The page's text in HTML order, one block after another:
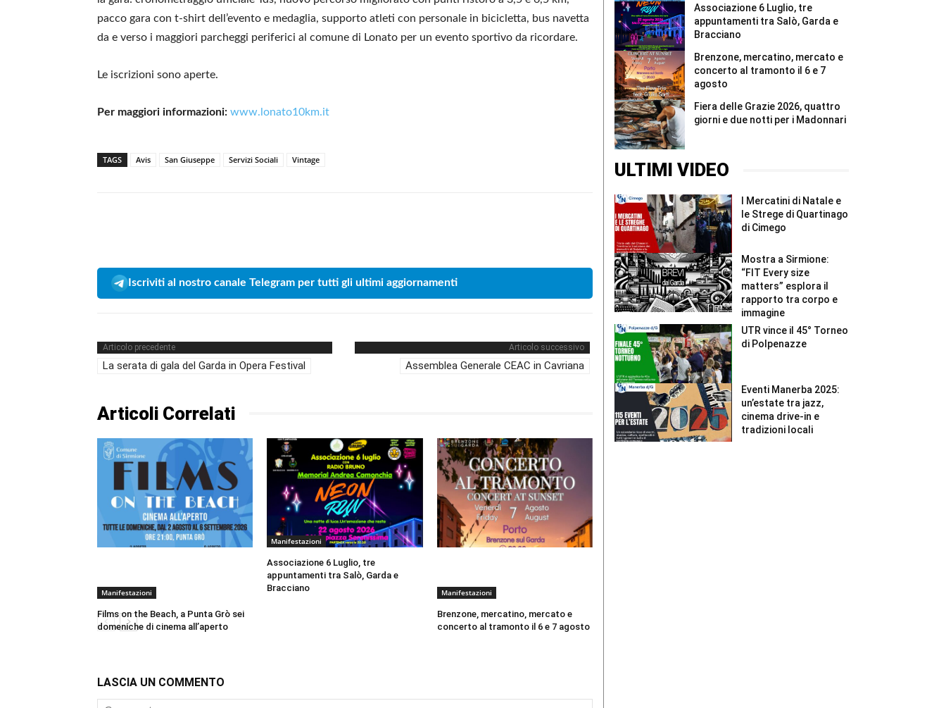
pacco gara con t-shirt dell’evento e medaglia, supporto atleti con personale in bicicletta, bus navetta
da e verso i maggiori parcheggi periferici al comune di Lonato per un evento sportivo da ricordare.
Le iscrizioni sono aperte.
Per maggiori informazioni: www.lonato10km.it
TAGS Avis San Giuseppe Servizi Sociali Vintage
Iscriviti al nostro canale Telegram per tutti gli ultimi aggiornamenti
Articolo precedente
La serata di gala del Garda in Opera Festival
Articolo successivo
Assemblea Generale CEAC in Cavriana
Articoli Correlati
Manifestazioni
Films on the Beach, a Punta Grò sei
domeniche di cinema all’aperto
Manifestazioni
Associazione 6 Luglio, tre
appuntamenti tra Salò, Garda e
Bracciano
Manifestazioni
Brenzone, mercatino, mercato e
concerto al tramonto il 6 e 7 agosto
LASCIA UN COMMENTO
#ShortsAssociazione 6 Luglio, tre
appuntamenti tra Salò, Garda e
Bracciano
Brenzone, mercatino, mercato e
concerto al tramonto il 6 e 7
agosto
Fiera delle Grazie 2026, quattro
giorni e due notti per i Madonnari
ULTIMI VIDEO
I Mercatini di Natale e
le Strege di Quartinago
di Cimego
Mostra a Sirmione:
“FIT Every size
matters” esplora il
rapporto tra corpo e
immagine
UTR vince il 45° Torneo
di Polpenazze
Eventi Manerba 2025:
un’estate tra jazz,
cinema drive-in e
tradizioni locali